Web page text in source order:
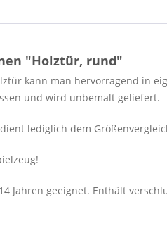
"Holztür, rund"
kann man hervorragend in
und wird unbemalt geliefert.
lediglich dem
Jahren geeignet. Enthält